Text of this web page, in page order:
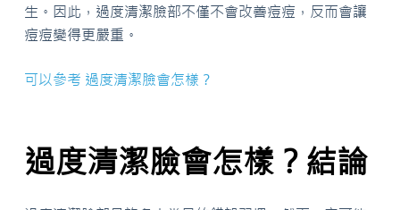
生。因此，過度清潔臉部不僅不會改善痘痘，反而會讓
痘痘變得更嚴重。
可以參考 過度清潔臉會怎樣？
過度清潔臉會怎樣？結論